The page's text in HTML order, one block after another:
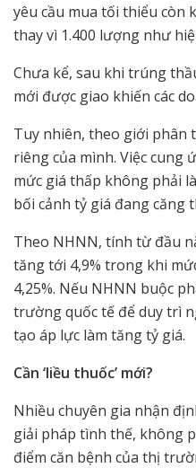
yêu cầu mua tối thiểu còn
thay vì 1.400 lượng như
Chưa kể, sau khi trúng
mới được giao khiến các
Tuy nhiên, theo giới phân
riêng của mình. Việc
mức giá thấp không phải
bối cảnh tỷ giá đang căng
Theo NHNN, tính từ đầu
tăng tới 4,9% trong khi
4,25%. Nếu NHNN buộc
trường quốc tế để duy trì
tạo áp lực làm tăng tỷ giá.
Cần ‘liều thuốc’ mới?
Nhiều chuyên gia nhận
giải pháp tình thế, không
điểm căn bệnh của thị